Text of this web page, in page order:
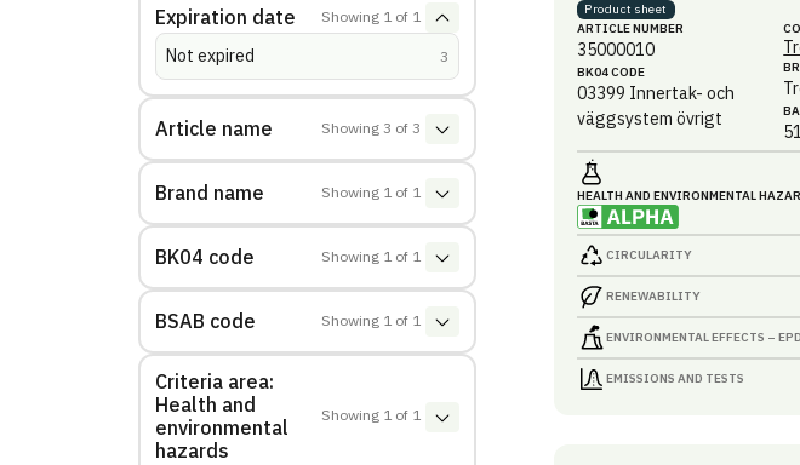
Expiration date Showing 1 of 1
Not expired (3
Article name Showing 3 of 3
Brand name Showing 1 of 1
BK04 code Showing 1 of 1
BSAB code Showing 1 of 1
Criteria area:
Health and
environmental
hazards
Showing 1 of 1
Product sheet
ARTICLE NUMBER
35000010
BK04 CODE
03399 Innertak- och
väggsystem övrigt
HEALTH AND ENVIRONMENTAL
CIRCULARITY
RENEWABILITY
ENVIRONMENTAL EFFECTS – EPD
EMISSIONS AND TESTS